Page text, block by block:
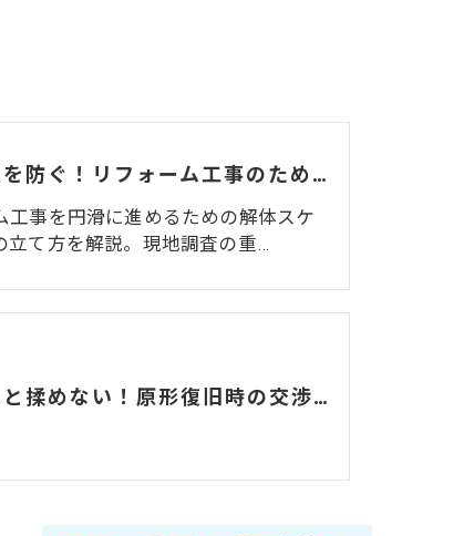
工程遅延を防ぐ！リフォーム工事のための解体スケジュールの組み方
工事を円滑に進めるための解体スケ
立て方を解説。現地調査の重…
大家さんと揉めない！原形復旧時の交渉ポイントとは？【愛知県の内装解体業者が解説】